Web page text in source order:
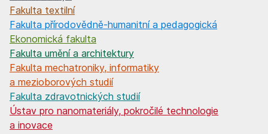
Fakulta textilní
Fakulta přírodovědně-humanitní a pedagogická
Ekonomická fakulta
Fakulta umění a architektury
Fakulta mechatroniky, informatiky
a mezioborových studií
Fakulta zdravotnických studií
Ústav pro nanomateriály, pokročilé technologie
a inovace